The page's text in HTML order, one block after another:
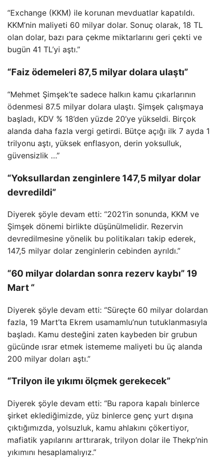
“Exchange (KKM) ile korunan mevduatlar kapatıldı.
KKM’nin maliyeti 60 milyar dolar. Sonuç olarak, 18 TL
olan dolar, bazı para çekme miktarlarını geri çekti ve
bugün 41 TL’yi aştı.”
“Faiz ödemeleri 87,5 milyar dolara ulaştı”
“Mehmet Şimşek’te sadece halkın kamu çıkarlarının
ödenmesi 87.5 milyar dolara ulaştı. Şimşek çalışmaya
başladı, KDV % 18’den yüzde 20’ye yükseldi. Birçok
alanda daha fazla vergi getirdi. Bütçe açığı ilk 7 ayda 1
trilyonu aştı, yüksek enflasyon, derin yoksulluk,
güvensizlik …”
“Yoksullardan zenginlere 147,5 milyar dolar
devredildi”
Diyerek şöyle devam etti: “2021’in sonunda, KKM ve
Şimşek dönemi birlikte düşünülmelidir. Rezervin
devredilmesine yönelik bu politikaları takip ederek,
147,5 milyar dolar zenginlerin cebinden ayrıldı.”
“60 milyar dolardan sonra rezerv kaybı” 19
Mart “
Diyerek şöyle devam etti: “Süreçte 60 milyar dolardan
fazla, 19 Mart’ta Ekrem usamamlu’nun tutuklanmasıyla
başladı. Kamu desteğini zaten kaybeden bir grubun
gücünde ısrar etmek istememe maliyeti bu üç alanda
200 milyar doları aştı.”
“Trilyon ile yıkımı ölçmek gerekecek”
Diyerek şöyle devam etti: “Bu rapora kapalı binlerce
şirket eklediğimizde, yüz binlerce genç yurt dışına
çıktığımızda, yolsuzluk, kamu ahlakını çökertiyor,
mafiatik yapılarını arttırarak, trilyon dolar ile Thekp’nin
yıkımını hesaplamalıyız.”